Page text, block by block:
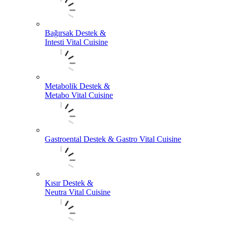
Bağırsak Destek &
Intesti Vital Cuisine
Metabolik Destek &
Metabo Vital Cuisine
Gastroental Destek & Gastro Vital Cuisine
Kısır Destek &
Neutra Vital Cuisine